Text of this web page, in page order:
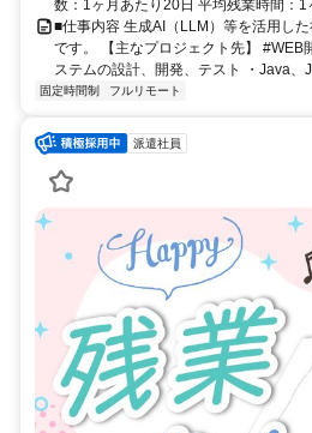
数：1ヶ月あたり20日 平均残業時間：1
■仕事内容 生成AI（LLM）等を活用し
です。 【主なプロジェクト先】 #WEB
ステムの設計、開発、テスト ・Java、
固定時間制 フルリモート
派遣社員